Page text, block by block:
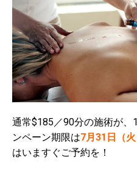
通常$185／90分の施術が、
ンペーン期限は7月31日（火
はいますぐご予約を！